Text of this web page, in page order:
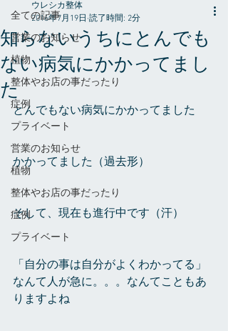
全ての記事
営業のお知らせ
植物
整体やお店の事だったり
症例
プライベート
営業のお知らせ
植物
整体やお店の事だったり
症例
プライベート
知らないうちにとんでも
ない病気にかかってまし
た
ウレシカ整体
2016年7月19日 読了時間: 2分
とんでもない病気にかかってました
かかってました（過去形）
そして、現在も進行中です（汗）
「自分の事は自分がよくわかってる」
なんて人が急に。。。なんてこともあ
りますよね